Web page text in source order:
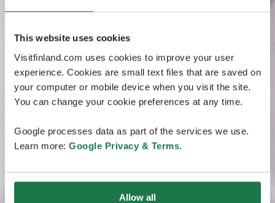
This website uses cookies
Visitfinland.com uses cookies to improve your user
experience. Cookies are small text files that are saved on
your computer or mobile device when you visit the site.
You can change your cookie preferences at any time.
Google processes data as part of the services we use.
Learn more: Google Privacy & Terms.
Allow all